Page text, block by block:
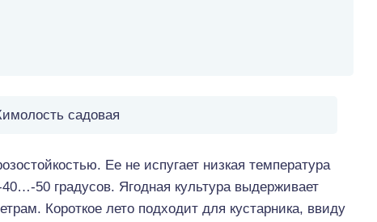
садовая
Ее не испугает низкая температура
50 градусов. Ягодная культура выдерживает
Короткое лето подходит для кустарника, ввиду